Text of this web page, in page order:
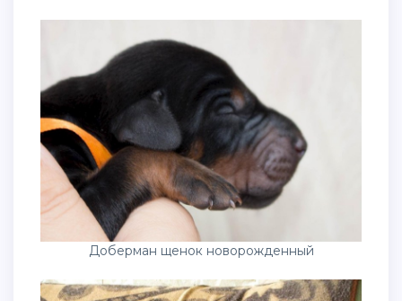
Доберман щенок новорожденный